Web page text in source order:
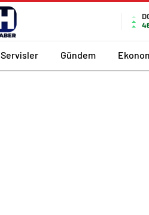
Servisler Gündem